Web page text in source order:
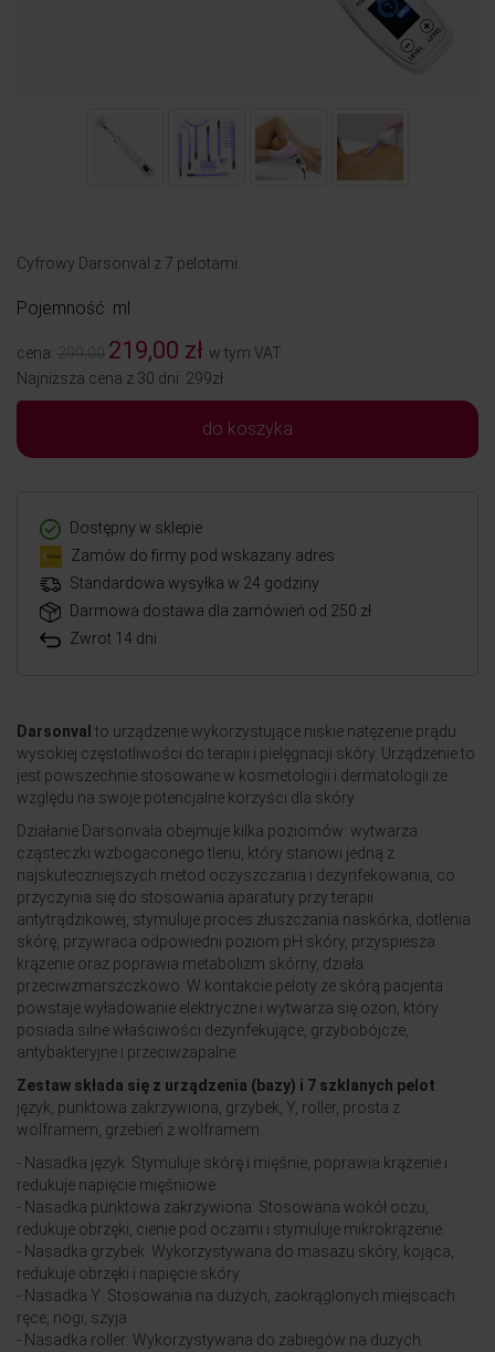
Cyfrowy Darsonval z 7 pelotami.
Pojemność: ml
cena: 299,00 219,00 zł w tym VAT
Najniższa cena z 30 dni: 299zł
do koszyka
Dostępny w sklepie
Zamów do firmy pod wskazany adres
Standardowa wysyłka w 24 godziny
Darmowa dostawa dla zamówień od 250 zł
Zwrot 14 dni
Darsonval to urządzenie wykorzystujące niskie natężenie prądu
wysokiej częstotliwości do terapii i pielęgnacji skóry. Urządzenie to
jest powszechnie stosowane w kosmetologii i dermatologii ze
względu na swoje potencjalne korzyści dla skóry.
Działanie Darsonvala obejmuje kilka poziomów: wytwarza
cząsteczki wzbogaconego tlenu, który stanowi jedną z
najskuteczniejszych metod oczyszczania i dezynfekowania, co
przyczynia się do stosowania aparatury przy terapii
antytrądzikowej, stymuluje proces złuszczania naskórka, dotlenia
skórę, przywraca odpowiedni poziom pH skóry, przyspiesza
krążenie oraz poprawia metabolizm skórny, działa
przeciwzmarszczkowo. W kontakcie peloty ze skórą pacjenta
powstaje wyładowanie elektryczne i wytwarza się ozon, który
posiada silne właściwości dezynfekujące, grzybobójcze,
antybakteryjne i przeciwzapalne.
Zestaw składa się z urządzenia (bazy) i 7 szklanych pelot:
język, punktowa zakrzywiona, grzybek, Y, roller, prosta z
wolframem, grzebień z wolframem.
- Nasadka język: Stymuluje skórę i mięśnie, poprawia krążenie i
redukuje napięcie mięśniowe.
- Nasadka punktowa zakrzywiona: Stosowana wokół oczu,
redukuje obrzęki, cienie pod oczami i stymuluje mikrokrążenie.
- Nasadka grzybek: Wykorzystywana do masażu skóry, kojąca,
redukuje obrzęki i napięcie skóry.
- Nasadka Y: Stosowania na dużych, zaokrąglonych miejscach:
ręce, nogi, szyja.
- Nasadka roller: Wykorzystywana do zabiegów na dużych